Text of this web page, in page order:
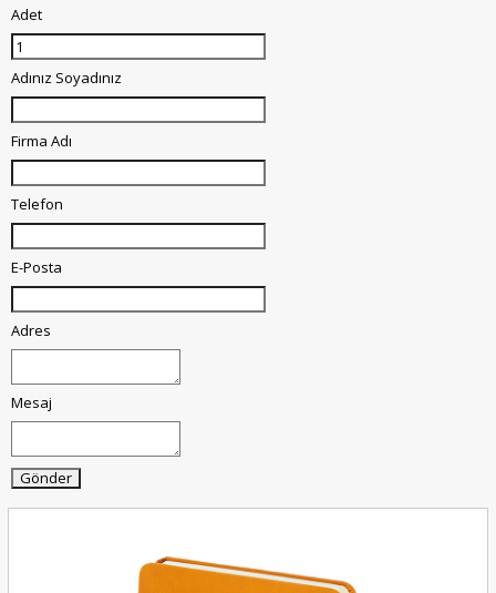
Adet
Adınız Soyadınız
Firma Adı
Telefon
E-Posta
Adres
Mesaj